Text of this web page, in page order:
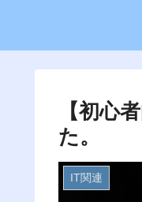
【初心
た。
IT関連